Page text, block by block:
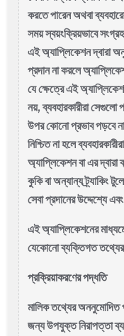
করতে পারেন অথবা
সময় স্বয়ংক্রিয়ভাবে
এই অ্যাপ্লিকেশন দ্বারা
প্রদান না করলে
যে ক্ষেত্রে এই
নয়, ব্যবহারকারীরা সেগুলো
উপর কোনো প্রভাব পড়বে
নিশ্চিত না হলে
অ্যাপ্লিকেশন বা এর দ্বারা
কুকি বা অন্যান্য ট্র্যাকিং
সেবা প্রদানের উদ্দেশ্যে
এই অ্যাপ্লিকেশনের
যেকোনো ব্যক্তিগত তথ্যের
প্রক্রিয়াকরণের পদ্ধতি
মালিক তথ্যের অননুমোদিত
জন্য উপযুক্ত নিরাপত্তা